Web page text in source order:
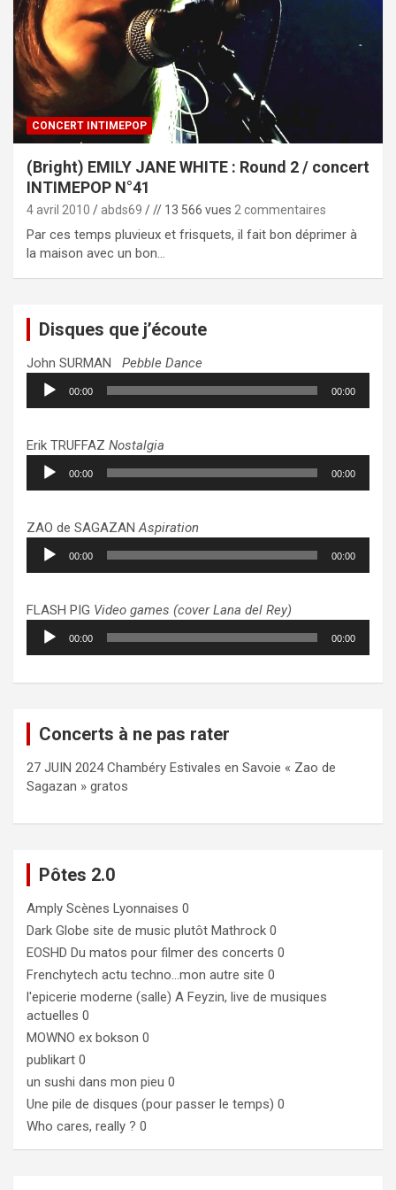
CONCERT INTIMEPOP
(Bright) EMILY JANE WHITE : Round 2 / concert
INTIMEPOP N°41
4 avril 2010 abds69 // 13 566 vues 2 commentaires
Par ces temps pluvieux et frisquets, il fait bon déprimer à
la maison avec un bon…
Disques que j’écoute
John SURMAN Pebble Dance
Lecteur
audio
00:00 00:00
Erik TRUFFAZ Nostalgia
Lecteur
audio
00:00 00:00
ZAO de SAGAZANAspiration
Lecteur
audio
00:00 00:00
FLASH PIG Video games (cover Lana del Rey)
Lecteur
audio
00:00 00:00
Concerts à ne pas rater
27 JUIN 2024 Chambéry Estivales en Savoie « Zao de
Sagazan » gratos
Pôtes 2.0
Amply Scènes Lyonnaises 0
Dark Globe site de music plutôt Mathrock 0
EOSHD Du matos pour filmer des concerts 0
Frenchytech actu techno…mon autre site 0
l'epicerie moderne (salle) A Feyzin, live de musiques
actuelles 0
MOWNO ex bokson 0
publikart 0
un sushi dans mon pieu 0
Une pile de disques (pour passer le temps) 0
Who cares, really ? 0